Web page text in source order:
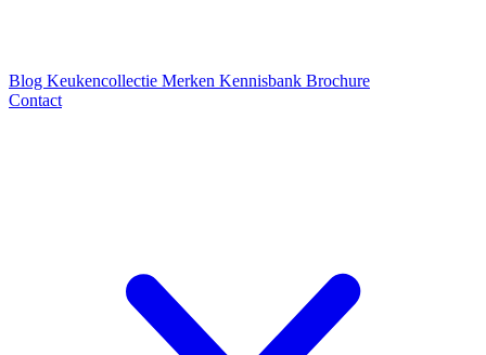
Blog Keukencollectie Merken Kennisbank Brochure
Contact